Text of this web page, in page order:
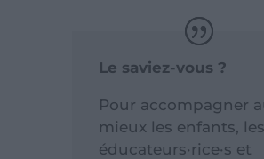
Le saviez-vous ?
Pour accompagner
mieux les enfants, les
éducateurs·rice·s et